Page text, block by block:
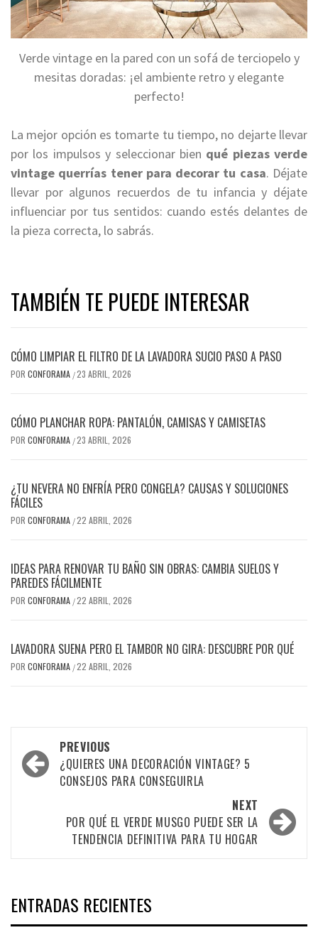
Verde vintage en la pared con un sofá de terciopelo y
mesitas doradas: ¡el ambiente retro y elegante
perfecto!
La mejor opción es tomarte tu tiempo, no dejarte llevar
por los impulsos y seleccionar bien qué piezas verde
vintage querrías tener para decorar tu casa. Déjate
llevar por algunos recuerdos de tu infancia y déjate
influenciar por tus sentidos: cuando estés delantes de
la pieza correcta, lo sabrás.
TAMBIÉN TE PUEDE INTERESAR
CÓMO LIMPIAR EL FILTRO DE LA LAVADORA SUCIO PASO A PASO
POR CONFORAMA /23 ABRIL, 2026
CÓMO PLANCHAR ROPA: PANTALÓN, CAMISAS Y CAMISETAS
POR CONFORAMA /23 ABRIL, 2026
¿TU NEVERA NO ENFRÍA PERO CONGELA? CAUSAS Y SOLUCIONES
FÁCILES
POR CONFORAMA /22 ABRIL, 2026
IDEAS PARA RENOVAR TU BAÑO SIN OBRAS: CAMBIA SUELOS Y
PAREDES FÁCILMENTE
POR CONFORAMA /22 ABRIL, 2026
LAVADORA SUENA PERO EL TAMBOR NO GIRA: DESCUBRE POR QUÉ
POR CONFORAMA /22 ABRIL, 2026
Post
navigation
PREVIOUS
¿QUIERES UNA DECORACIÓN VINTAGE? 5
CONSEJOS PARA CONSEGUIRLA
NEXT
POR QUÉ EL VERDE MUSGO PUEDE SER LA
TENDENCIA DEFINITIVA PARA TU HOGAR
ENTRADAS RECIENTES